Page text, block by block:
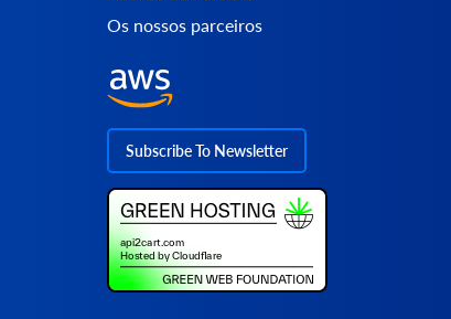
Os nossos parceiros
Subscribe To Newsletter